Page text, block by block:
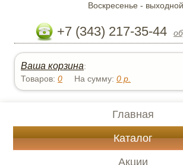
Воскресенье - выходной
+7 (343) 217-35-44
Ваша корзина:
Товаров:0 На сумму:0 р.
Главная
Каталог
Акции